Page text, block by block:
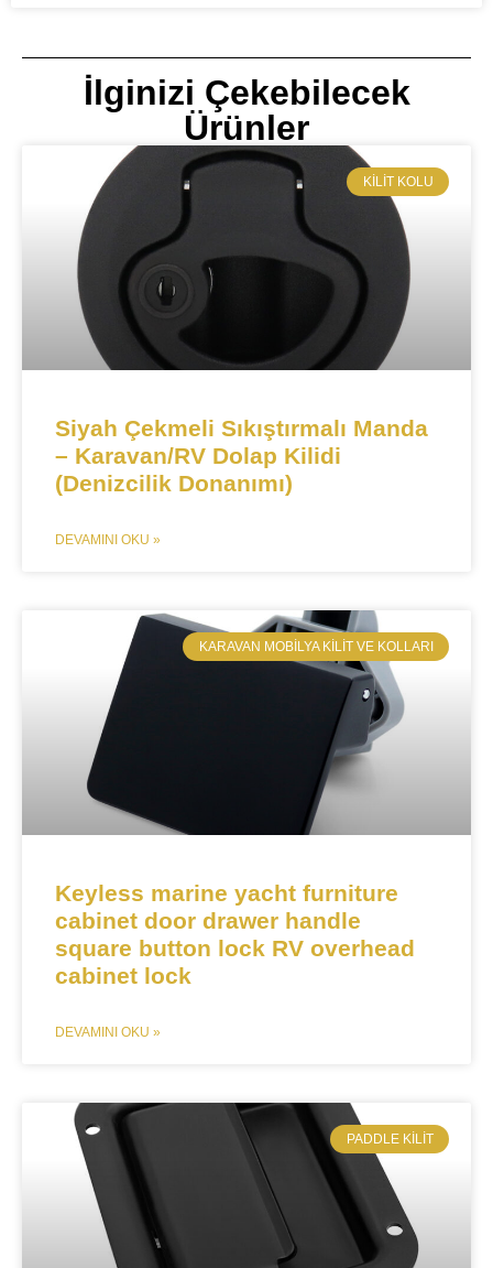
İlginizi Çekebilecek
Ürünler
​KILIT KOLU
Siyah Çekmeli Sıkıştırmalı Manda
– Karavan/RV Dolap Kilidi
(Denizcilik Donanımı)
DEVAMINI OKU »
​KARAVAN MOBILYA KILIT VE KOLLARI
Keyless marine yacht furniture
cabinet door drawer handle
square button lock RV overhead
cabinet lock
DEVAMINI OKU »
​PADDLE KILIT